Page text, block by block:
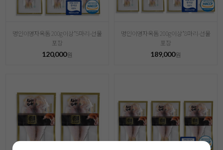
명인이영자옥돔 200g이상*5마리-선물
포장
120,000원
명인이영자옥돔 200g이상*8마리-선물
포장
189,000원